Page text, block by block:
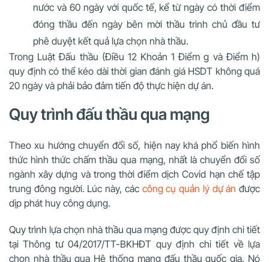
nước và 60 ngày với quốc tế, kể từ ngày có thời điểm
đóng thầu đến ngày bên mời thầu trình chủ đầu tư
phê duyệt kết quả lựa chọn nhà thầu.
Trong Luật Đấu thầu (Điều 12 Khoản 1 Điểm g và Điểm h)
quy định có thể kéo dài thời gian đánh giá HSDT không quá
20 ngày và phải bảo đảm tiến độ thực hiện dự án.
Quy trình đấu thầu qua mạng
Theo xu hướng chuyển đổi số, hiện nay khá phổ biến hình
thức hình thức chấm thầu qua mạng, nhất là chuyển đổi số
ngành xây dựng và trong thời điểm dịch Covid hạn chế tập
trung đông người. Lúc này, các công cụ quản lý dự án được
dịp phát huy công dụng.
Quy trình lựa chọn nhà thầu qua mạng được quy định chi tiết
tại Thông tư 04/2017/TT-BKHĐT quy định chi tiết về lựa
chọn nhà thầu qua Hệ thống mạng đấu thầu quốc gia. Nó